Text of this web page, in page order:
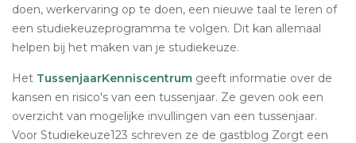
doen, werkervaring op te doen, een nieuwe taal te leren of
een studiekeuzeprogramma te volgen. Dit kan allemaal
helpen bij het maken van je studiekeuze.
Het TussenjaarKenniscentrum geeft informatie over de
kansen en risico's van een tussenjaar. Ze geven ook een
overzicht van mogelijke invullingen van een tussenjaar.
Voor Studiekeuze123 schreven ze de gastblog Zorgt een